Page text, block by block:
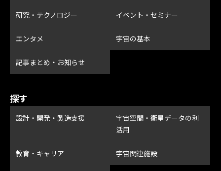
研究・テクノロジー イベント・セミナー
エンタメ 宇宙の基本
記事まとめ・お知らせ
探す
設計・開発・製造支援
宇宙空間・衛星データの利
活用
教育・キャリア 宇宙関連施設